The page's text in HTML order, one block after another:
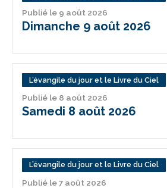
Publié le 9 août 2026
Dimanche 9 août 2026
L’évangile du jour et le Livre du Ciel
Publié le 8 août 2026
Samedi 8 août 2026
L’évangile du jour et le Livre du Ciel
Publié le 7 août 2026